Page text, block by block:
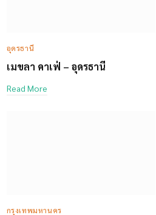
อุดรธานี
เมขลา คาเฟ่ – อุดรธานี
Read More
กรุงเทพมหานคร